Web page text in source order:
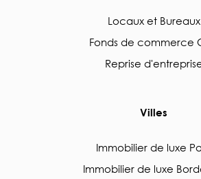
Locaux et Bureaux
Fonds de commerce
Reprise
Villes
Immobilier de luxe
Immobilier de luxe